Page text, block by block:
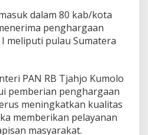
y
m
dalam 80 kab/kota
penghargaan
meliputi pulau Sumatera
PAN RB Tjahjo Kumolo
pemberian penghargaan
meningkatkan kualitas
memberikan pelayanan
masyarakat.